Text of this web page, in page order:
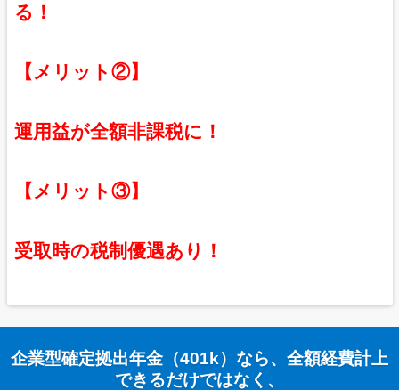
る！
【メリット②】
運用益が全額非課税に！
【メリット③】
受取時の税制優遇あり！
企業型確定拠出年金（401k）なら、全額経費計上
できるだけではなく、